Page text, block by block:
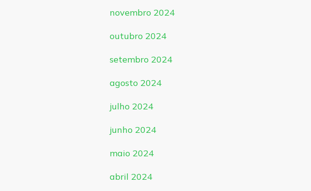
novembro 2024
outubro 2024
setembro 2024
agosto 2024
julho 2024
junho 2024
maio 2024
abril 2024